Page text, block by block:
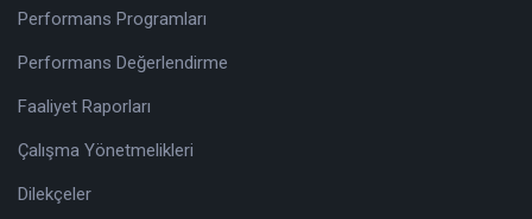
Performans Programları
Performans Değerlendirme
Faaliyet Raporları
Çalışma Yönetmelikleri
Dilekçeler